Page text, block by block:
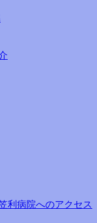
利病院へのアクセス